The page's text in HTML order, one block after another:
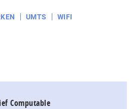
UMTS WIFI
Computable